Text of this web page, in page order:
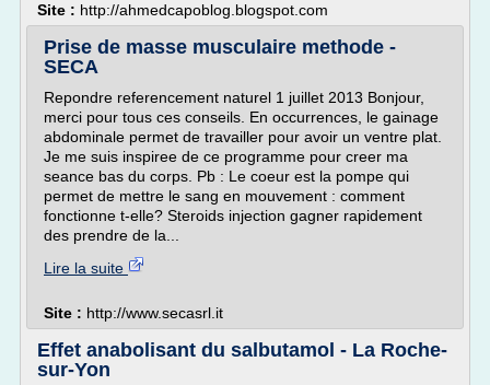
Site : http://ahmedcapoblog.blogspot.com
Prise de masse musculaire methode -
SECA
Repondre referencement naturel 1 juillet 2013 Bonjour,
merci pour tous ces conseils. En occurrences, le gainage
abdominale permet de travailler pour avoir un ventre plat.
Je me suis inspiree de ce programme pour creer ma
seance bas du corps. Pb : Le coeur est la pompe qui
permet de mettre le sang en mouvement : comment
fonctionne t-elle? Steroids injection gagner rapidement
des prendre de la...
Lire la suite
Site : http://www.secasrl.it
Effet anabolisant du salbutamol - La Roche-
sur-Yon